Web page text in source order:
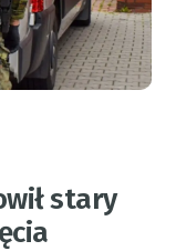
stary